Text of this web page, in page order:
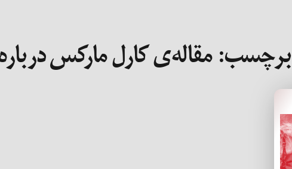
برچسب:مقاله‌ی کارل مارکس